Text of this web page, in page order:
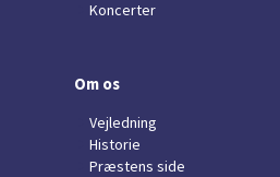
Koncerter
Om os
Vejledning
Historie
Præstens side